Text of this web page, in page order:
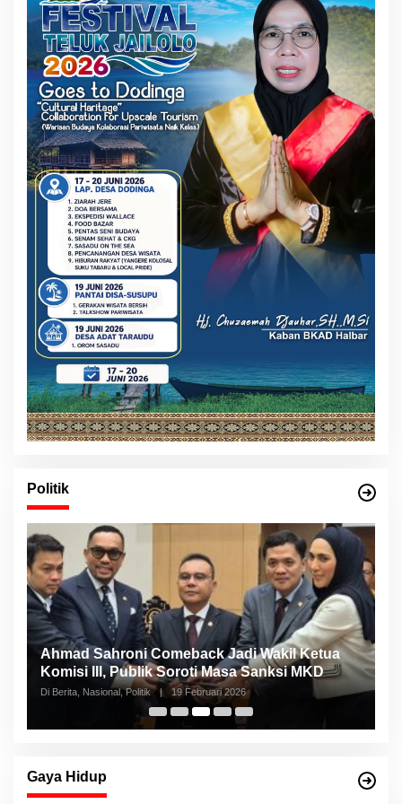
Politik
Ahmad Sahroni Comeback Jadi Wakil Ketua
Komisi III, Publik Soroti Masa Sanksi MKD
Di Berita, Nasional, Politik | 19 Februari 2026
Gaya Hidup